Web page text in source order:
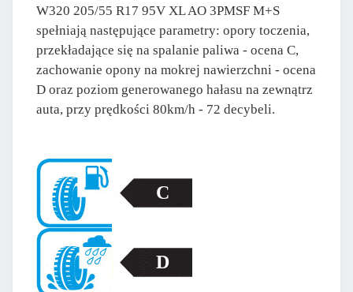
W320 205/55 R17 95V XL AO 3PMSF M+S
spełniają następujące parametry: opory toczenia,
przekładające się na spalanie paliwa - ocena C,
zachowanie opony na mokrej nawierzchni - ocena
D oraz poziom generowanego hałasu na zewnątrz
auta, przy prędkości 80km/h - 72 decybeli.
C
D